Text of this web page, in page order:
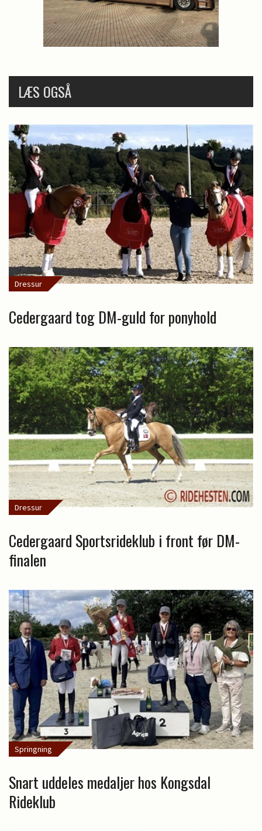
LÆS OGSÅ
Dressur
Cedergaard tog DM-guld for ponyhold
Dressur
Cedergaard Sportsrideklub i front før DM-
finalen
Springning
Snart uddeles medaljer hos Kongsdal
Rideklub